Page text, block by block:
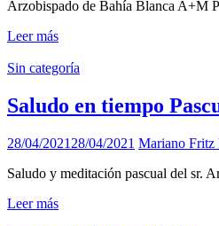
Arzobispado de Bahía Blanca A+M
Leer más
Sin categoría
Saludo en tiempo
28/04/2021 28/04/2021 Mariano Fritz
Saludo y meditación pascual del sr.
Leer más